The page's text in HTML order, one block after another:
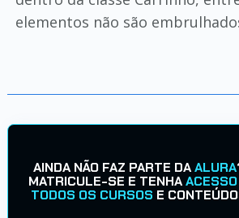
elementos não são
AINDA NÃO FAZ PARTE DAALURA
MATRICULE-SE E TENHA
TODOS OS CURSOS E